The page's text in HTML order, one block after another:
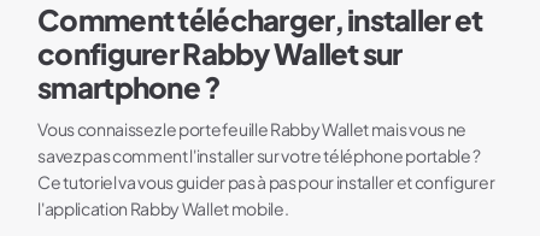
Comment télécharger, installer et
configurer Rabby Wallet sur
smartphone ?
Vous connaissez le portefeuille Rabby Wallet mais vous ne
savez pas comment l'installer sur votre téléphone portable ?
Ce tutoriel va vous guider pas à pas pour installer et configurer
l'application Rabby Wallet mobile.